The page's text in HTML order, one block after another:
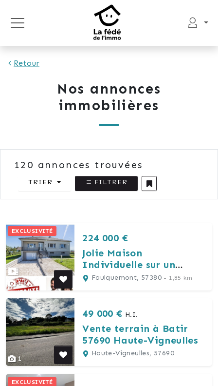
Retour
Nos annonces
immobilières
120 annonces trouvées
TRIER FILTRER
17
EXCLUSIVITÉ
224 000 €
Jolie Maison
Individuelle sur un
secteur Huppé de
Faulquemont, 57380 - 1,85 km
1
49 000 € H.I.
Vente terrain à Batir
57690 Haute-Vigneulles
Haute-Vigneulles, 57690
EXCLUSIVITÉ